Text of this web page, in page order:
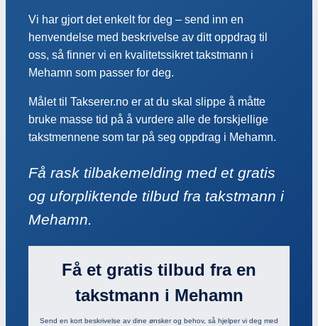
Vi har gjort det enkelt for deg – send inn en
henvendelse med beskrivelse av ditt oppdrag til
oss, så finner vi en kvalitetssikret takstmann i
Mehamn som passer for deg.
Målet til Takserer.no er at du skal slippe å måtte
bruke masse tid på å vurdere alle de forskjellige
takstmennene som tar på seg oppdrag i Mehamn.
Få rask tilbakemelding med et gratis
og uforpliktende tilbud fra takstmann i
Mehamn.
Få et gratis tilbud fra en
takstmann i Mehamn
Send en kort beskrivelse av dine ønsker og behov, så hjelper vi deg med